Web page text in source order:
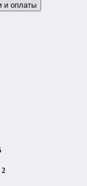
и оплаты
2